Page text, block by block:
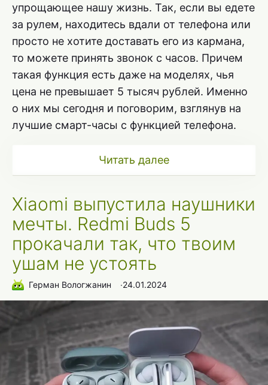
упрощающее нашу жизнь. Так, если вы едете
за рулем, находитесь вдали от телефона или
просто не хотите доставать его из кармана,
то можете принять звонок с часов. Причем
такая функция есть даже на моделях, чья
цена не превышает 5 тысяч рублей. Именно
о них мы сегодня и поговорим, взглянув на
лучшие смарт-часы с функцией телефона.
Читать далее
Xiaomi выпустила наушники
мечты. Redmi Buds 5
прокачали так, что твоим
ушам не устоять
Герман Вологжанин ∙24.01.2024